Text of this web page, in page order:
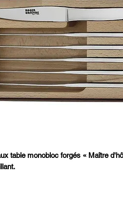
table monobloc forgés « Maître